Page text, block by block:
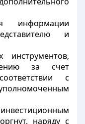
информации
и
за счет
с
наряду с